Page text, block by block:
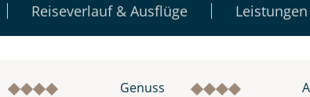
Reiseverlauf & Ausflüge Leistungen
Genuss